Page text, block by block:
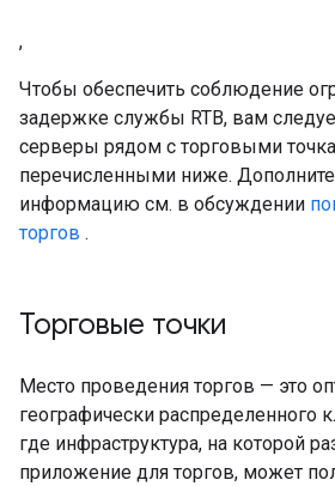
,
Чтобы обеспечить соблюдение
задержке службы RTB, вам
серверы рядом с торговыми
перечисленными ниже.
информацию см. в обсуждении
торгов .
Торговые точки
Место проведения торгов — это
географически распределенного
где инфраструктура, на которой
приложение для торгов, может